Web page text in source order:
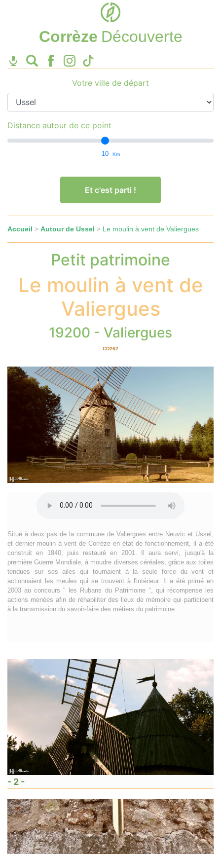
Corrèze Découverte
Votre ville de départ
Distance autour de ce point
10 Km
Et c'est parti !
Accueil > Autour de Ussel > Le moulin à vent de Valiergues
Petit patrimoine
Le moulin à vent de
Valiergues
19200 - Valiergues
CD262
Situé à deux pas de la commune de Valiergues entre Neuvic et Ussel,
et dernier moulin à vent de Corrèze en état de fonctionnement, il a été
construit en 1840, puis restauré en 2001. Il aura servi, jusqu'à la
première Guerre Mondiale, à moudre diverses céréales, grâce aux toiles
tendues sur ses ailes qui tournaient à la seule force du vent et
actionnaient les meules qui se trouvent à l'intérieur. Il a été primé en
2003 au concours " les Rubans du Patrimoine ", qui récompense les
actions menées afin de réhabiliter des lieux de mémoire qui participent
à la transmission du savoir-faire des métiers du patrimoine.
- 2 -